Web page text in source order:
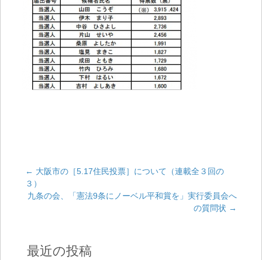
Post navigation
← 大阪市の［5.17住民投票］について（連載全３回の
３）
九条の会、「憲法9条にノーベル平和賞を」実行委員会へ
の質問状 →
最近の投稿